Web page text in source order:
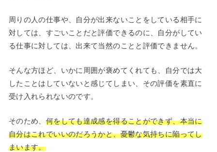
周りの人の仕事や、自分が出来ないことをしている相手に
対しては、すごいことだと評価できるのに、自分がしてい
る仕事に対しては、出来て当然のことと評価できません。
そんな方ほど、いかに周囲が褒めてくれても、自分では大
したことはしていないと感じてしまい、その評価を素直に
受け入れられないのです。
そのため、 何をしても達成感を得ることができず、本当に
自分はこれでいいのだろうかと、憂鬱な気持ちに陥ってし
まいます。